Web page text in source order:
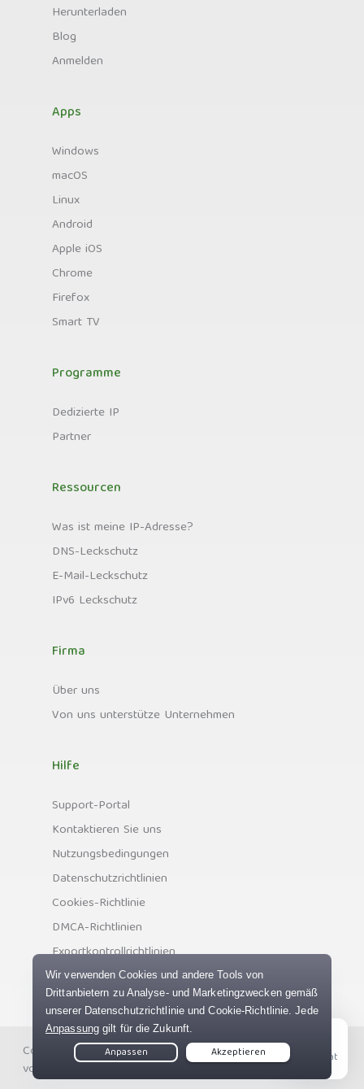
Herunterladen
Blog
Anmelden
Apps
Windows
macOS
Linux
Android
Apple iOS
Chrome
Firefox
Smart TV
Programme
Dedizierte IP
Partner
Ressourcen
Was ist meine IP-Adresse?
DNS-Leckschutz
E-Mail-Leckschutz
IPv6 Leckschutz
Firma
Über uns
Von uns unterstütze Unternehmen
Hilfe
Support-Portal
Kontaktieren Sie uns
Nutzungsbedingungen
Datenschutzrichtlinien
Cookies-Richtlinie
DMCA-Richtlinien
Exportkontrollrichtlinien
Copyright © Private Internet Access, Inc. Alle Rechte
vorbehalten.
Live Chat